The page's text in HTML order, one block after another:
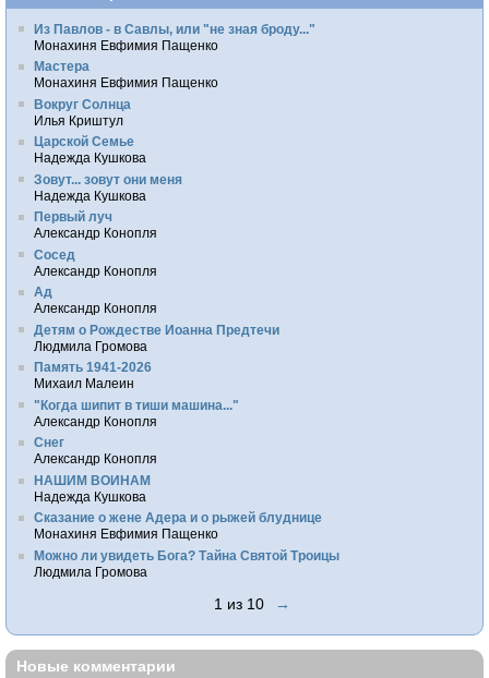
Из Павлов - в Савлы, или "не зная броду..."
Монахиня Евфимия Пащенко
Мастера
Монахиня Евфимия Пащенко
Вокруг Солнца
Илья Криштул
Царской Семье
Надежда Кушкова
Зовут... зовут они меня
Надежда Кушкова
Первый луч
Александр Конопля
Сосед
Александр Конопля
Ад
Александр Конопля
Детям о Рождестве Иоанна Предтечи
Людмила Громова
Память 1941-2026
Михаил Малеин
"Когда шипит в тиши машина..."
Александр Конопля
Снег
Александр Конопля
НАШИМ ВОИНАМ
Надежда Кушкова
Сказание о жене Адера и о рыжей блуднице
Монахиня Евфимия Пащенко
Можно ли увидеть Бога? Тайна Святой Троицы
Людмила Громова
1 из 10 →
Новые комментарии